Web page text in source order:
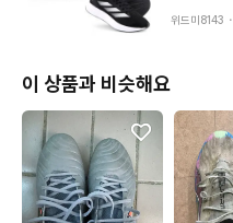
위드미8143 ・
이 상품과 비슷해요